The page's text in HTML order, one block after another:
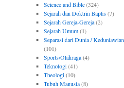
Science and Bible(324)
Sejarah dan Doktrin Baptis(7)
Sejarah Gereja-Gereja(2)
Sejarah Umum(1)
Separasi dari Dunia / Keduniawian
(101)
Sports/Olahraga(4)
Teknologi(41)
Theologi(10)
Tubuh Manusia(8)